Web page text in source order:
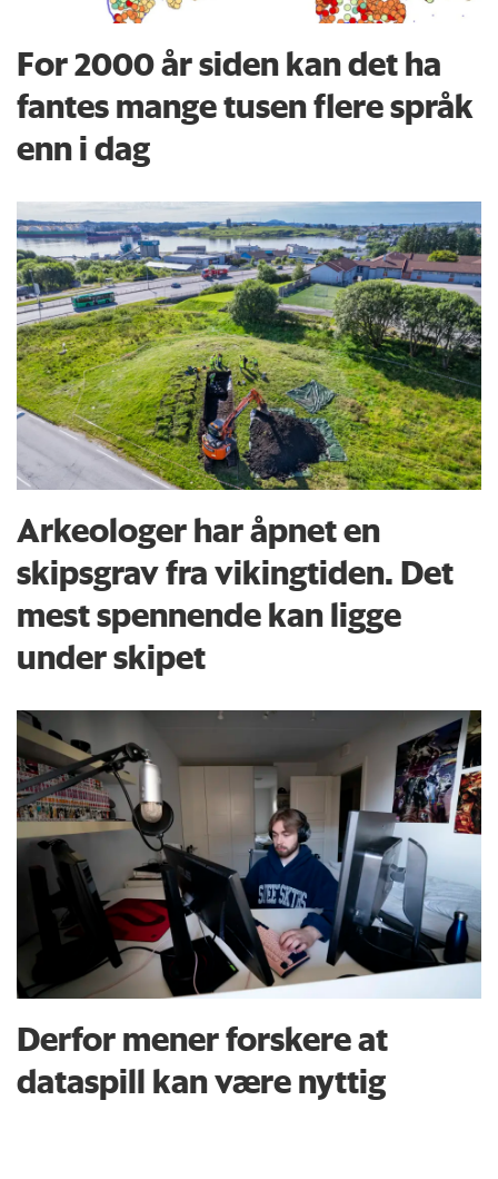
For 2000 år siden kan det ha
fantes mange tusen flere språk
enn i dag
Arkeologer har åpnet en
skipsgrav fra vikingtiden. Det
mest spennende kan ligge
under skipet
Derfor mener forskere at
dataspill kan være nyttig